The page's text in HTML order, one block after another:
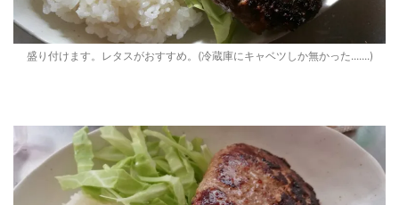
盛り付けます。レタスがおすすめ。(冷蔵庫にキャベツしか無かった.......)